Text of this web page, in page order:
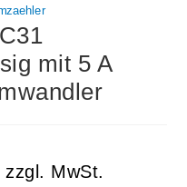
mit 5 A
zzgl. MwSt.